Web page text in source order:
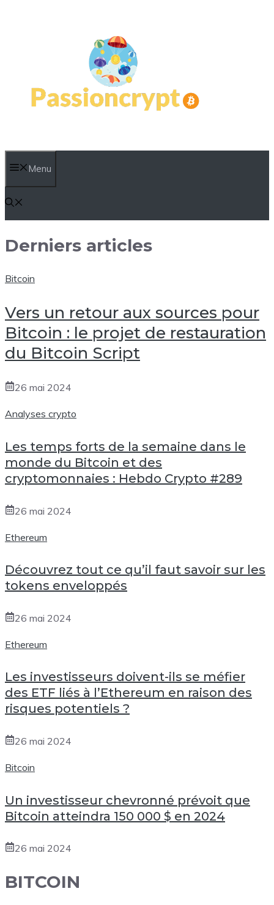
Menu
Derniers articles
Bitcoin
Vers un retour aux sources pour
Bitcoin : le projet de restauration
du Bitcoin Script
26 mai 2024
Analyses crypto
Les temps forts de la semaine dans le
monde du Bitcoin et des
cryptomonnaies : Hebdo Crypto #289
26 mai 2024
Ethereum
Découvrez tout ce qu’il faut savoir sur les
tokens enveloppés
26 mai 2024
Ethereum
Les investisseurs doivent-ils se méfier
des ETF liés à l’Ethereum en raison des
risques potentiels ?
26 mai 2024
Bitcoin
Un investisseur chevronné prévoit que
Bitcoin atteindra 150 000 $ en 2024
26 mai 2024
BITCOIN